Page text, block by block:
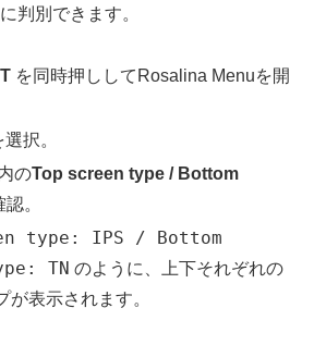
判別できます。
を同時押ししてRosalina Menuを開
選択。
のTop screen type / Bottom
。
type: IPS / Bottom
TN のように、上下それぞれの
が表示されます。